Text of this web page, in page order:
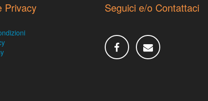
Privacy Seguici e/o Contattaci